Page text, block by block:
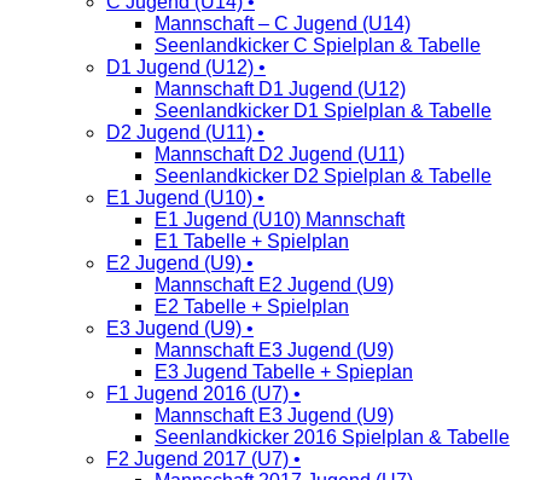
Mannschaft – C Jugend (U14)
Seenlandkicker C Spielplan & Tabelle
D1 Jugend (U12) •
Mannschaft D1 Jugend (U12)
Seenlandkicker D1 Spielplan & Tabelle
D2 Jugend (U11) •
Mannschaft D2 Jugend (U11)
Seenlandkicker D2 Spielplan & Tabelle
E1 Jugend (U10) •
E1 Jugend (U10) Mannschaft
E1 Tabelle + Spielplan
E2 Jugend (U9) •
Mannschaft E2 Jugend (U9)
E2 Tabelle + Spielplan
E3 Jugend (U9) •
Mannschaft E3 Jugend (U9)
E3 Jugend Tabelle + Spieplan
F1 Jugend 2016 (U7) •
Mannschaft E3 Jugend (U9)
Seenlandkicker 2016 Spielplan & Tabelle
F2 Jugend 2017 (U7) •